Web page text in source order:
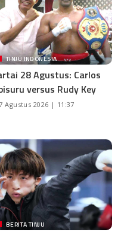
TINJU INDONESIA
28 Agustus: Carlos
versus Rudy Key
Agustus 2026 | 11:37
BERITA TINJU